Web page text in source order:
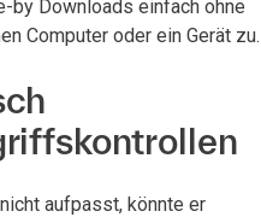
by Downloads einfach ohne
Computer oder ein Gerät zu.
aufpasst, könnte er